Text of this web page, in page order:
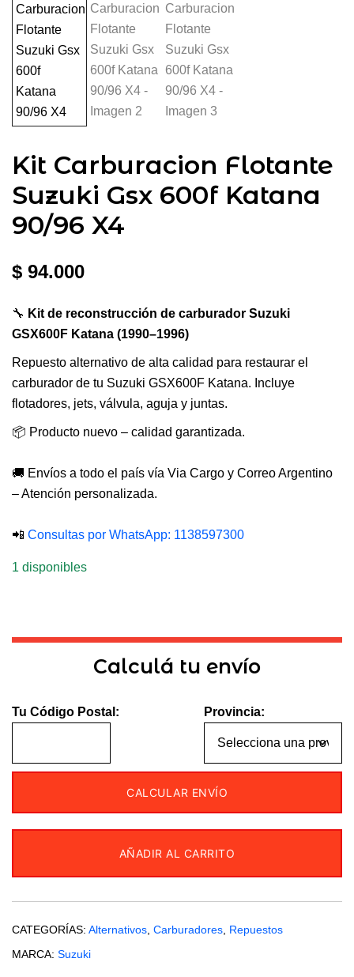
Kit Carburacion Flotante
Suzuki Gsx 600f Katana
90/96 X4
$ 94.000
🔧 Kit de reconstrucción de carburador Suzuki
GSX600F Katana (1990–1996)
Repuesto alternativo de alta calidad para restaurar el
carburador de tu Suzuki GSX600F Katana. Incluye
flotadores, jets, válvula, aguja y juntas.
📦 Producto nuevo – calidad garantizada.
🚚 Envíos a todo el país vía Via Cargo y Correo Argentino
– Atención personalizada.
📲 Consultas por WhatsApp: 1138597300
1 disponibles
Calculá tu envío
Tu Código Postal: Provincia:
CALCULAR ENVÍO
AÑADIR AL CARRITO
CATEGORÍAS: Alternativos, Carburadores, Repuestos
MARCA: Suzuki